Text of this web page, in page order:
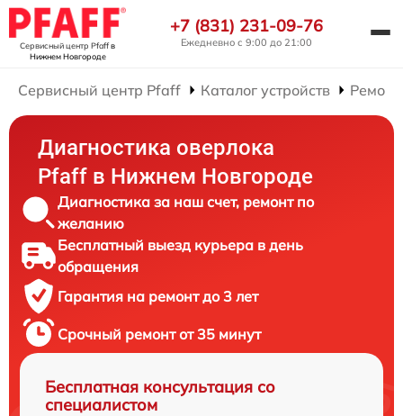
Сервисный центр Pfaffв
Нижнем Новгороде
+7 (831) 231-09-76
Ежедневно с 9:00 до 21:00
Сервисный центр Pfaff Каталог устройств
Диагностика оверлока
Pfaff в Нижнем Новгороде
Диагностика за наш счет, ремонт по
желанию
Бесплатный выезд курьера в день
обращения
Гарантия на ремонт до 3 лет
Срочный ремонт от 35 минут
Бесплатная консультация со
специалистом